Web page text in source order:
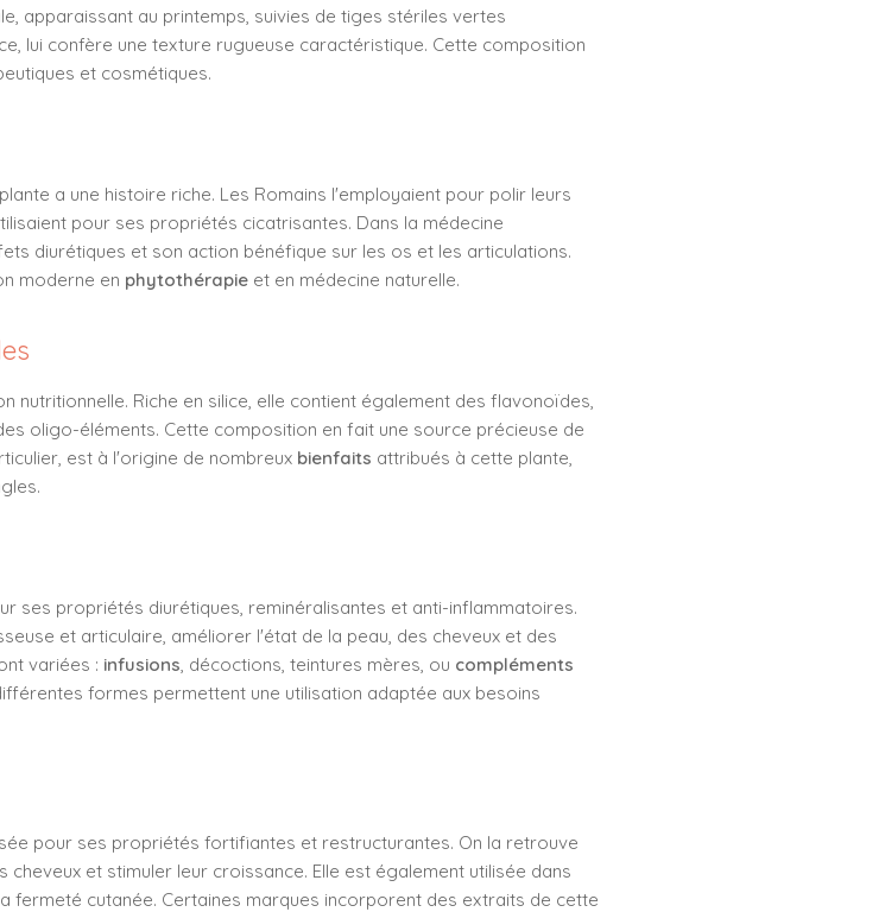
apparaissant au printemps, suivies de tiges stériles vertes
lui confère une texture rugueuse caractéristique. Cette composition
et cosmétiques.
a une histoire riche. Les Romains l'employaient pour polir leurs
pour ses propriétés cicatrisantes. Dans la médecine
diurétiques et son action bénéfique sur les os et les articulations.
moderne en phytothérapie et en médecine naturelle.
nutritionnelle. Riche en silice, elle contient également des flavonoïdes,
oligo-éléments. Cette composition en fait une source précieuse de
est à l'origine de nombreux bienfaits attribués à cette plante,
ses propriétés diurétiques, reminéralisantes et anti-inflammatoires.
et articulaire, améliorer l'état de la peau, des cheveux et des
variées : infusions, décoctions, teintures mères, ou compléments
formes permettent une utilisation adaptée aux besoins
pour ses propriétés fortifiantes et restructurantes. On la retrouve
et stimuler leur croissance. Elle est également utilisée dans
fermeté cutanée. Certaines marques incorporent des extraits de cette